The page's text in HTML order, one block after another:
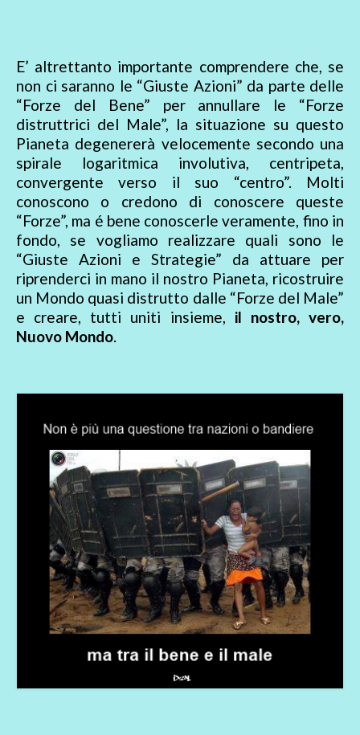
E’ altrettanto importante comprendere che, se
non ci saranno le “Giuste Azioni” da parte delle
“Forze del Bene” per annullare le “Forze
distruttrici del Male”, la situazione su questo
Pianeta degenererà velocemente secondo una
spirale logaritmica involutiva, centripeta,
convergente verso il suo “centro”. Molti
conoscono o credono di conoscere queste
“Forze”, ma é bene conoscerle veramente, fino in
fondo, se vogliamo realizzare quali sono le
“Giuste Azioni e Strategie” da attuare per
riprenderci in mano il nostro Pianeta, ricostruire
un Mondo quasi distrutto dalle “Forze del Male”
e creare, tutti uniti insieme, il nostro, vero,
Nuovo Mondo.